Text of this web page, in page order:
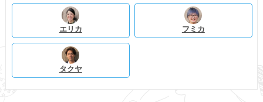
エリカ フミカ
タクヤ